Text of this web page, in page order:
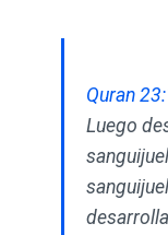
Quran
Luego